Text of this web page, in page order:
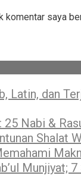
komentar saya
Latin, dan
Nabi &
Shalat
Munjiyat;